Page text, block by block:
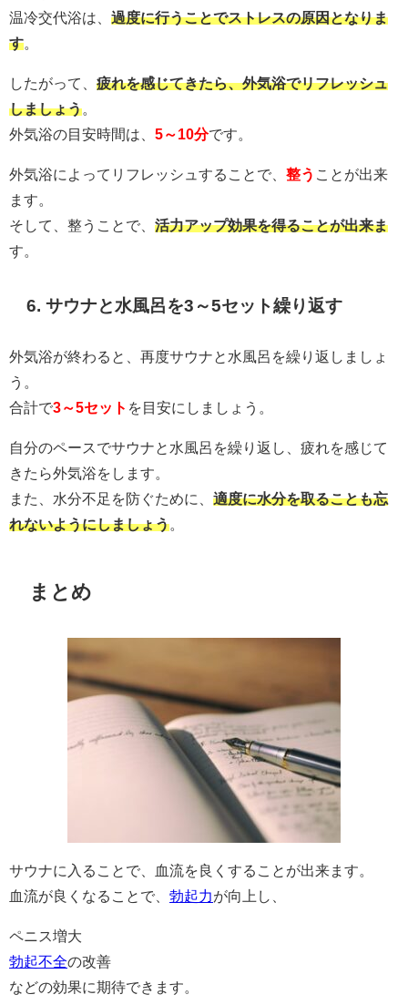
温冷交代浴は、 過度に行うことでストレスの原因となりま
す
したがって、 疲れを感じてきたら、外気浴でリフレッシュ
しましょう
外気浴の目安時間は、 5～10分です。
外気浴によってリフレッシュすることで、 整う ことが出来
ます。
そして、整うことで、 活力アップ効果を得ることが出来ま
す。
6. サウナと水風呂を3～5セット繰り返す
外気浴が終わると、再度サウナと水風呂を繰り返しましょ
う。
合計で3～5セット を目安にしましょう。
自分のペースでサウナと水風呂を繰り返し、疲れを感じて
きたら外気浴をします。
また、水分不足を防ぐために、 適度に水分を取ることも忘
れないようにしましょう
まとめ
サウナに入ることで、血流を良くすることが出来ます。
血流が良くなることで、 勃起力が向上し、
ペニス増大
勃起不全の改善
などの効果に期待できます。